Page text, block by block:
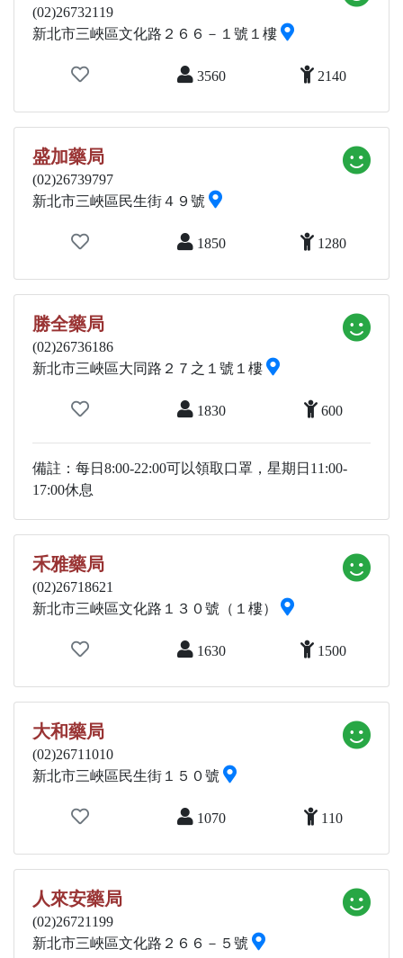
(02)26732119
新北市三峽區文化路２６６－１號１樓
3560 2140
盛加藥局
(02)26739797
新北市三峽區民生街４９號
1850 1280
勝全藥局
(02)26736186
新北市三峽區大同路２７之１號１樓
1830 600
備註：每日8:00-22:00可以領取口罩，星期日11:00-
17:00休息
禾雅藥局
(02)26718621
新北市三峽區文化路１３０號（１樓）
1630 1500
大和藥局
(02)26711010
新北市三峽區民生街１５０號
1070 110
人來安藥局
(02)26721199
新北市三峽區文化路２６６－５號